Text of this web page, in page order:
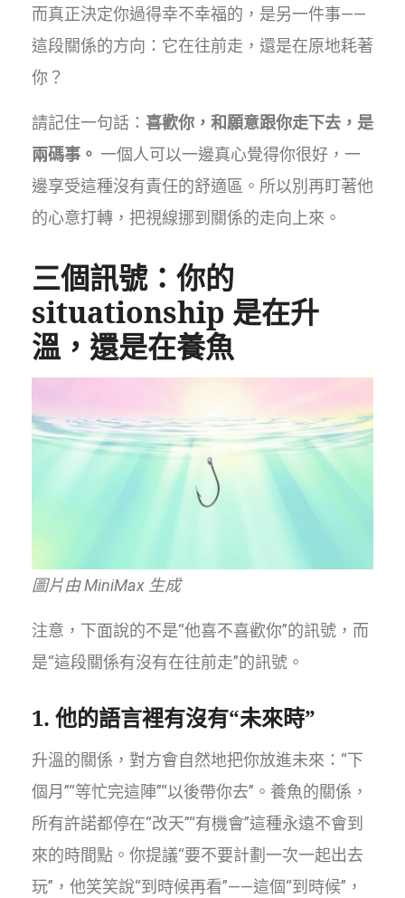
而真正決定你過得幸不幸福的，是另一件事——
這段關係的方向：它在往前走，還是在原地耗著
你？
請記住一句話： 喜歡你，和願意跟你走下去，是
兩碼事。 一個人可以一邊真心覺得你很好，一
邊享受這種沒有責任的舒適區。所以別再盯著他
的心意打轉，把視線挪到關係的走向上來。
三個訊號：你的
situationship 是在升
溫，還是在養魚
圖片由 MiniMax 生成
注意，下面說的不是“他喜不喜歡你”的訊號，而
是“這段關係有沒有在往前走”的訊號。
1. 他的語言裡有沒有“未來時”
升溫的關係，對方會自然地把你放進未來：“下
個月”“等忙完這陣”“以後帶你去”。養魚的關係，
所有許諾都停在“改天”“有機會”這種永遠不會到
來的時間點。你提議“要不要計劃一次一起出去
玩”，他笑笑說“到時候再看”——這個“到時候”，